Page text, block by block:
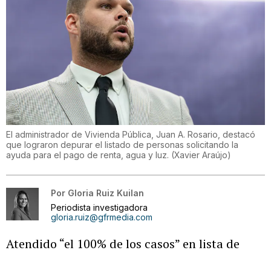
El administrador de Vivienda Pública, Juan A. Rosario, destacó
que lograron depurar el listado de personas solicitando la
ayuda para el pago de renta, agua y luz. (Xavier Araújo)
Por Gloria Ruiz Kuilan
Periodista investigadora
gloria.ruiz@gfrmedia.com
Atendido “el 100% de los casos” en lista de